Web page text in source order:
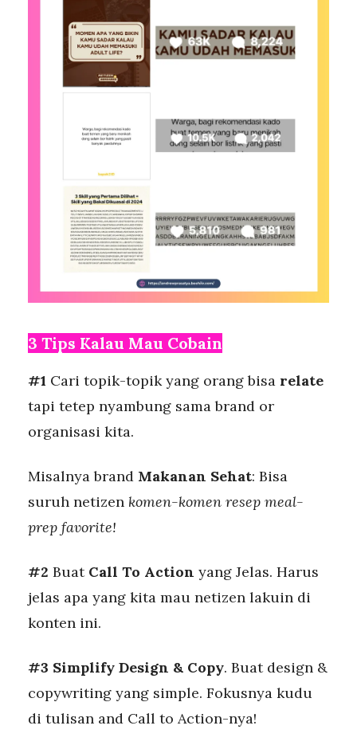
3 Tips Kalau Mau Cobain
#1 Cari topik-topik yang orang bisa relate
tapi tetep nyambung sama brand or
organisasi kita.
Misalnya brand Makanan Sehat: Bisa
suruh netizen komen-komen resep meal-
prep favorite!
#2 Buat Call To Action yang Jelas. Harus
jelas apa yang kita mau netizen lakuin di
konten ini.
#3 Simplify Design & Copy. Buat design &
copywriting yang simple. Fokusnya kudu
di tulisan and Call to Action-nya!